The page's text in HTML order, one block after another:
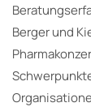
Berger und